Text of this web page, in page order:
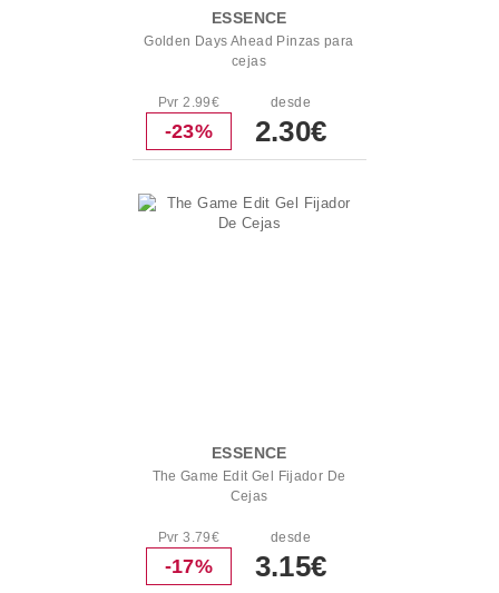
ESSENCE
Golden Days Ahead Pinzas para
cejas
Pvr 2.99€
-23%
desde
2.30€
ESSENCE
The Game Edit Gel Fijador De
Cejas
Pvr 3.79€
-17%
desde
3.15€